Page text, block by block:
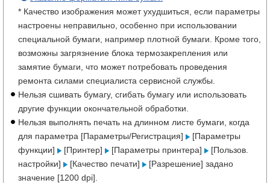
* Качество изображения может ухудшиться, если параметры
настроены неправильно, особенно при использовании
специальной бумаги, например плотной бумаги. Кроме того,
возможны загрязнение блока термозакрепления или
замятие бумаги, что может потребовать проведения
ремонта силами специалиста сервисной службы.
Нельзя сшивать бумагу, сгибать бумагу или использовать
другие функции окончательной обработки.
Нельзя выполнять печать на длинном листе бумаги, когда
для параметра [Параметры/Регистрация]
[Параметры
функции]
[Принтер] [Параметры принтера]
[Пользов.
настройки]
[Качество печати]
[Разрешение] задано
значение [1200 dpi].